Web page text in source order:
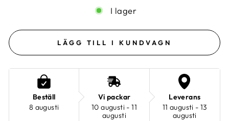
I lager
LÄGG TILL I KUNDVAGN
Beställ
8 augusti
Vi packar
10 augusti - 11
augusti
Leverans
11 augusti - 13
augusti